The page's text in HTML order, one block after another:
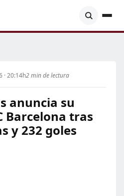
· 20:14h2 min de lectura
anuncia su
Barcelona tras
y 232 goles